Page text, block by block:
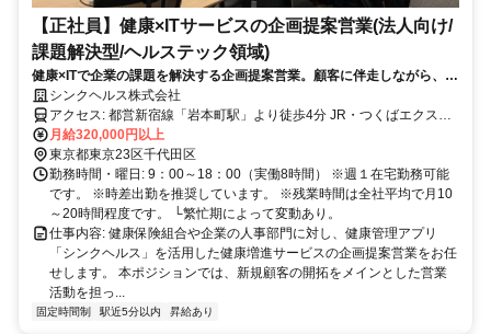
【正社員】健康×ITサービスの企画提案営業(法人向け/
課題解決型/ヘルステック領域)
健康×ITで企業の課題を解決する企画提案営業。顧客に伴走しながら、サ
ービス価値を高めていくポジションです。
シンクヘルス株式会社
アクセス: 都営新宿線「岩本町駅」より徒歩4分 JR・つくばエクスプ
レス「秋葉原駅」より徒歩4分 東京メトロ銀座線「神田駅」より徒歩
4分
月給320,000円以上
東京都東京23区千代田区
勤務時間・曜日: 9：00～18：00（実働8時間） ※週１在宅勤務可能
です。 ※時差出勤を推奨しています。 ※残業時間は全社平均で月10
～20時間程度です。 └繁忙期によって変動あり。
仕事内容: 健康保険組合や企業の人事部門に対し、健康管理アプリ
「シンクヘルス」を活用した健康増進サービスの企画提案営業をお任
せします。 本ポジションでは、新規顧客の開拓をメインとした営業
活動を担っ...
固定時間制 駅近5分以内 昇給あり